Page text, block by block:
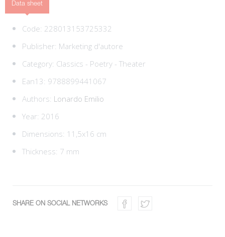
Data sheet
Code: 228013153725332
Publisher: Marketing d'autore
Category: Classics - Poetry - Theater
Ean13: 9788899441067
Authors: Lonardo Emilio
Year: 2016
Dimensions: 11,5x16 cm
Thickness: 7 mm
SHARE ON SOCIAL NETWORKS